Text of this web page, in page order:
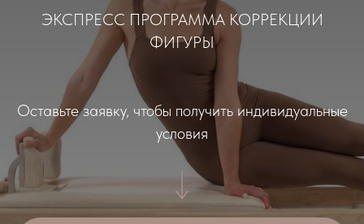
ЭКСПРЕСС ПРОГРАММА КОРРЕКЦИИ
ФИГУРЫ
Оставьте заявку, чтобы получить индивидуальные
условия